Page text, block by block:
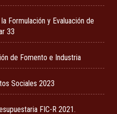
Formulación y Evaluación de
33
de Fomento e Industria
Sociales 2023
FIC-R 2021.